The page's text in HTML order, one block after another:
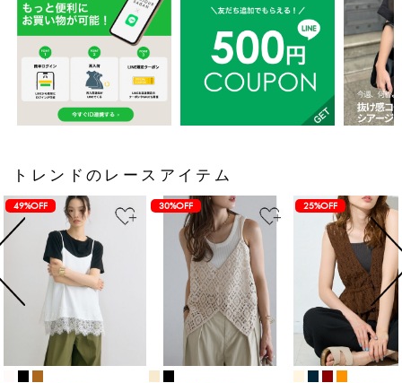
トレンドのレースアイテム
49%OFF 30%OFF 25%OFF